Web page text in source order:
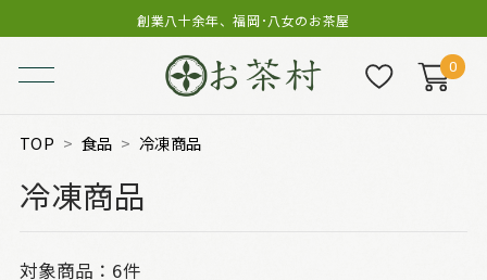
創業八十余年、福岡･八女のお茶屋
0
TOP 食品 冷凍商品
冷凍商品
対象商品： 6件